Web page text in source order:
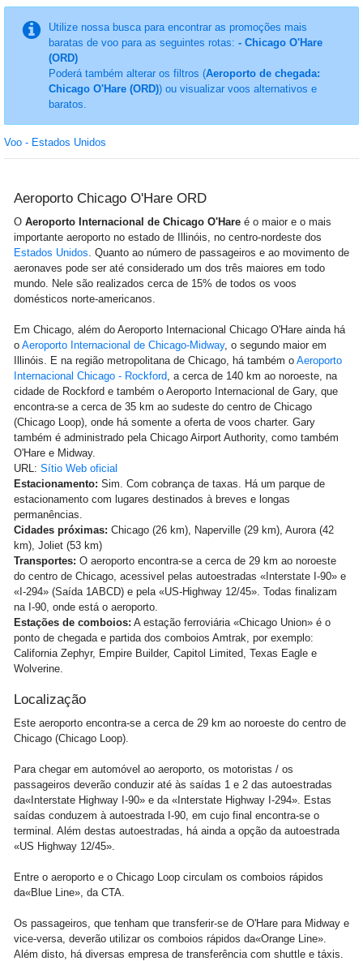
Utilize nossa busca para encontrar as promoções mais
baratas de voo para as seguintes rotas: - Chicago O'Hare
(ORD)
Poderá também alterar os filtros (Aeroporto de chegada:
Chicago O'Hare (ORD)) ou visualizar voos alternativos e
baratos.
Voo - Estados Unidos
Aeroporto Chicago O'Hare ORD
O Aeroporto Internacional de Chicago O'Hare é o maior e o mais
importante aeroporto no estado de Illinóis, no centro-nordeste dos
Estados Unidos. Quanto ao número de passageiros e ao movimento de
aeronaves pode ser até considerado um dos três maiores em todo
mundo. Nele são realizados cerca de 15% de todos os voos
domésticos norte-americanos.
Em Chicago, além do Aeroporto Internacional Chicago O'Hare ainda há
o Aeroporto Internacional de Chicago-Midway, o segundo maior em
Illinóis. E na região metropolitana de Chicago, há também o Aeroporto
Internacional Chicago - Rockford, a cerca de 140 km ao noroeste, na
cidade de Rockford e também o Aeroporto Internacional de Gary, que
encontra-se a cerca de 35 km ao sudeste do centro de Chicago
(Chicago Loop), onde há somente a oferta de voos charter. Gary
também é administrado pela Chicago Airport Authority, como também
O'Hare e Midway.
URL: Sítio Web oficial
Estacionamento: Sim. Com cobrança de taxas. Há um parque de
estacionamento com lugares destinados à breves e longas
permanências.
Cidades próximas: Chicago (26 km), Naperville (29 km), Aurora (42
km), Joliet (53 km)
Transportes: O aeroporto encontra-se a cerca de 29 km ao noroeste
do centro de Chicago, acessivel pelas autoestradas «Interstate I-90» e
«I-294» (Saída 1ABCD) e pela «US-Highway 12/45». Todas finalizam
na I-90, onde está o aeroporto.
Estações de comboios: A estação ferroviária «Chicago Union» é o
ponto de chegada e partida dos comboios Amtrak, por exemplo:
California Zephyr, Empire Builder, Capitol Limited, Texas Eagle e
Wolverine.
Localização
Este aeroporto encontra-se a cerca de 29 km ao noroeste do centro de
Chicago (Chicago Loop).
Para chegar em automóvel ao aeroporto, os motoristas / os
passageiros deverão conduzir até às saídas 1 e 2 das autoestradas
da« Interstate Highway I-90» e da « Interstate Highway I-294». Estas
saídas conduzem à autoestrada I-90, em cujo final encontra-se o
terminal. Além destas autoestradas, há ainda a opção da autoestrada
«US Highway 12/45».
Entre o aeroporto e o Chicago Loop circulam os comboios rápidos
da«Blue Line», da CTA.
Os passageiros, que tenham que transferir-se de O'Hare para Midway e
vice-versa, deverão utilizar os comboios rápidos da«Orange Line».
Além disto, há diversas empresa de transferência com shuttle e táxis.